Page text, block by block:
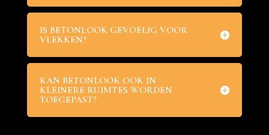
IS BETONLOOK GEVOELIG VOOR
VLEKKEN?
KAN BETONLOOK OOK IN
KLEINERE RUIMTES WORDEN
TOEGEPAST?